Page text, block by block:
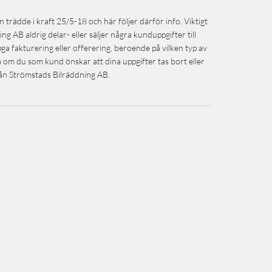
trädde i kraft 25/5-18 och här följer därför info. Viktigt
AB aldrig delar- eller säljer några kunduppgifter till
fakturering eller offerering, beroende på vilken typ av
om du som kund önskar att dina uppgifter tas bort eller
Strömstads Bilräddning AB.